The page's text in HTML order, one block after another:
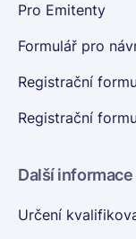
Pro Emitenty
Formulář pro
Registrační
Registrační
Další informace
Určení